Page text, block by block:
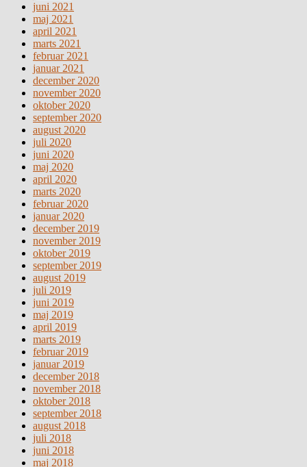
juni 2021
maj 2021
april 2021
marts 2021
februar 2021
januar 2021
december 2020
november 2020
oktober 2020
september 2020
august 2020
juli 2020
juni 2020
maj 2020
april 2020
marts 2020
februar 2020
januar 2020
december 2019
november 2019
oktober 2019
september 2019
august 2019
juli 2019
juni 2019
maj 2019
april 2019
marts 2019
februar 2019
januar 2019
december 2018
november 2018
oktober 2018
september 2018
august 2018
juli 2018
juni 2018
maj 2018